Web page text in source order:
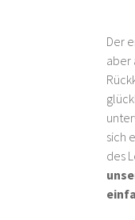
Der
aber
sich
des